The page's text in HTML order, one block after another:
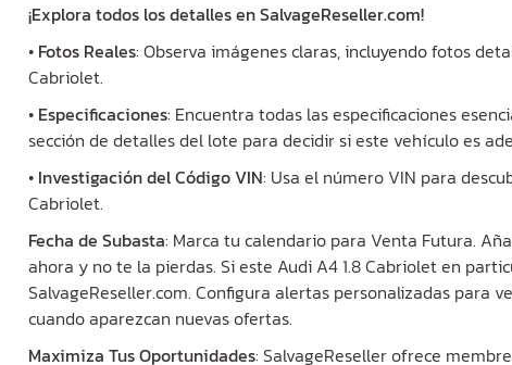
¡Explora todos los detalles en SalvageReseller.com!
• Fotos Reales: Observa imágenes claras, incluyendo fotos
Cabriolet.
• Especificaciones: Encuentra todas las especificaciones
sección de detalles del lote para decidir si este vehículo es
• Investigación del Código VIN: Usa el número VIN para
Cabriolet.
Fecha de Subasta: Marca tu calendario para Venta Futura.
ahora y no te la pierdas. Si este Audi A4 1.8 Cabriolet en
SalvageReseller.com. Configura alertas personalizadas para
cuando aparezcan nuevas ofertas.
Maximiza Tus Oportunidades: SalvageReseller ofrece